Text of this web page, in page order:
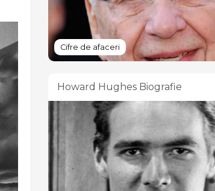
Cifre de afaceri
Howard Hughes Biografie